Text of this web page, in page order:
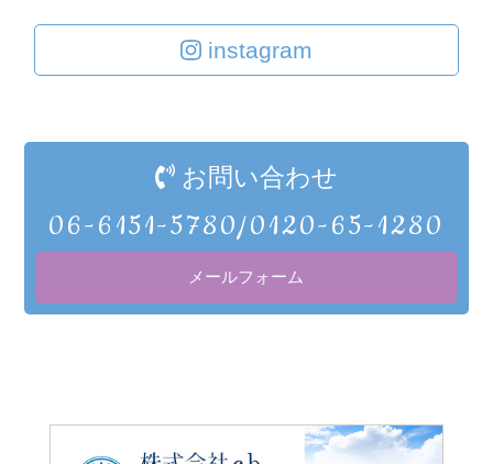
instagram
お問い合わせ
06-6151-5780/0120-65-1280
メールフォーム